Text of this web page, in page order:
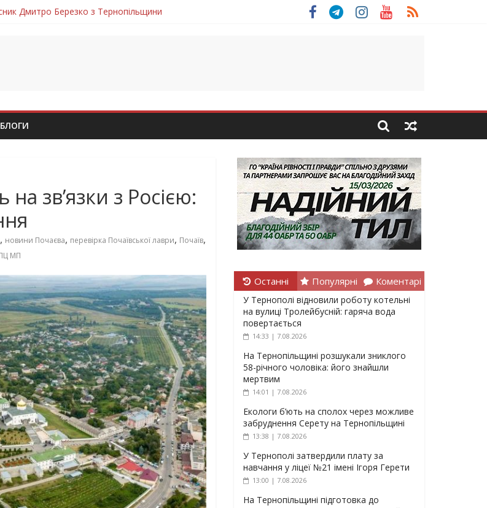
Дмитро Березко з Тернопільщини
Федів повертається до рідного дому «на щиті»
повертається воїн Володимир Паламарчук
Ангелом додому повертається захисник Михайло Скоробогатий з Тернопільщини
БЛОГИ
зв’язки з Росією:
, новини Почаєва, перевірка Почаївської лаври, Почаїв,
МП
Останні Популярні Коментарі
У Тернополі відновили роботу котельні
на вулиці Тролейбусній: гаряча вода
повертається
14:33 | 7.08.2026
На Тернопільщині розшукали зниклого
58-річного чоловіка: його знайшли
мертвим
14:01 | 7.08.2026
Екологи б’ють на сполох через можливе
забруднення Серету на Тернопільщині
13:38 | 7.08.2026
У Тернополі затвердили плату за
навчання у ліцеї №21 імені Ігоря Герети
13:00 | 7.08.2026
На Тернопільщині підготовка до